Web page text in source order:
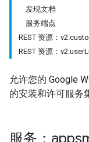
发现文档
服务端点
REST 资源：
REST 资源：
允许您的 Google
的安装和许可服务
服务：